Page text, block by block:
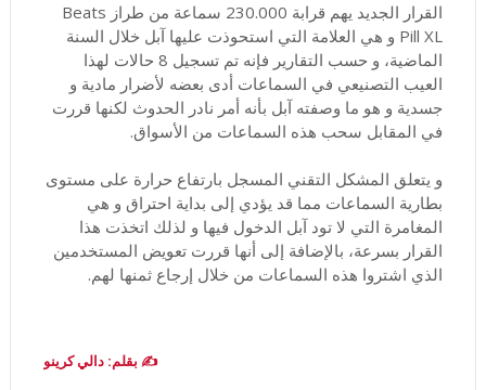
القرار الجديد يهم قرابة 230.000 سماعة من طراز Beats
Pill XL و هي العلامة التي استحوذت عليها آبل خلال السنة
الماضية، و حسب التقارير فإنه تم تسجيل 8 حالات لهذا
العيب التصنيعي في السماعات أدى بعضه لأضرار مادية و
جسدية و هو ما وصفته آبل بأنه أمر نادر الحدوث لكنها قررت
في المقابل سحب هذه السماعات من الأسواق.
و يتعلق المشكل التقني المسجل بارتفاع حرارة على مستوى
بطارية السماعات مما قد يؤدي إلى بداية احتراق و هي
المغامرة التي لا تود آبل الدخول فيها و لذلك اتخذت هذا
القرار بسرعة، بالإضافة إلى أنها قررت تعويض المستخدمين
الذي اشتروا هذه السماعات من خلال إرجاع ثمنها لهم.
✍️ بقلم: دالي كرينو